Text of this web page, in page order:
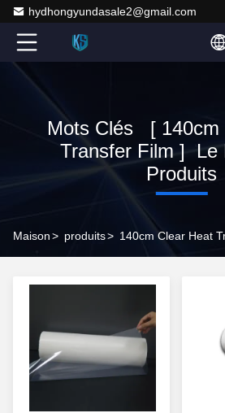
hydhongyundasale2@gmail.com
Mots Clés [ 140cm
Transfer Film ] Le
Produits
Maison> produits>